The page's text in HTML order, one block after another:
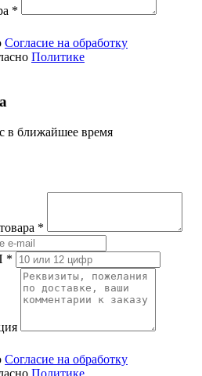
*
Согласие на обработку
Политике
в ближайшее время
*
*
Согласие на обработку
Политике